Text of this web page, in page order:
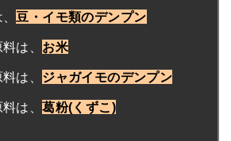
豆・イモ類のデンプン
料は、 お米
料は、 ジャガイモのデンプン
料は、葛粉(くずこ)